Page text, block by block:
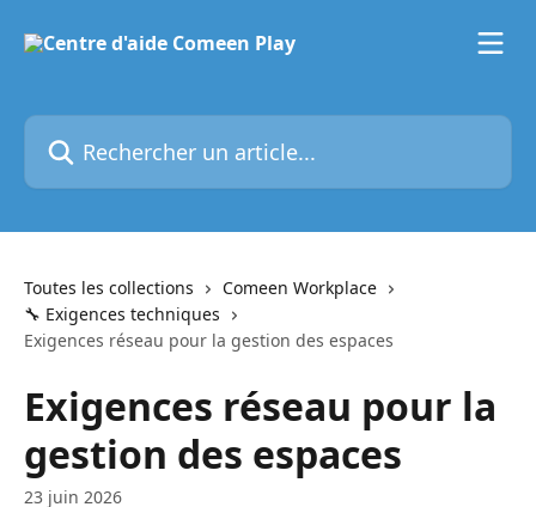
Rechercher un article...
Toutes les collections
Comeen Workplace
🔧 Exigences techniques
Exigences réseau pour la gestion des espaces
Exigences réseau pour la
gestion des espaces
23 juin 2026